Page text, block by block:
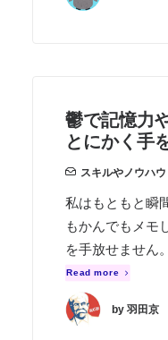
鬱で記憶力
とにかく手
スキルやノウハウ
私はもともと瞬
もかんでもメモ
を手放せません。
Read more
by 羽田京